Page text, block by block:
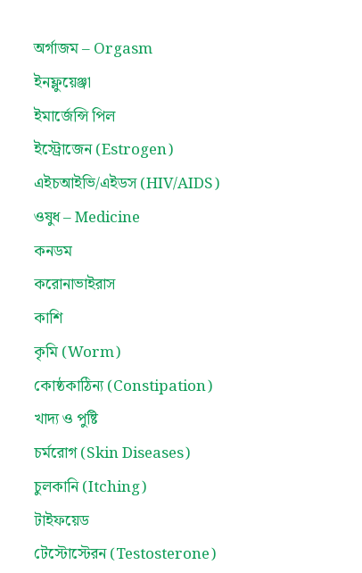
অর্গাজম – Orgasm
ইনফ্লুয়েঞ্জা
ইমার্জেন্সি পিল
ইস্ট্রোজেন (Estrogen)
এইচআইভি/এইডস (HIV/AIDS)
ওষুধ – Medicine
কনডম
করোনাভাইরাস
কাশি
কৃমি (Worm)
কোষ্ঠকাঠিন্য (Constipation)
খাদ্য ও পুষ্টি
চর্মরোগ (Skin Diseases)
চুলকানি (Itching)
টাইফয়েড
টেস্টোস্টেরন (Testosterone)